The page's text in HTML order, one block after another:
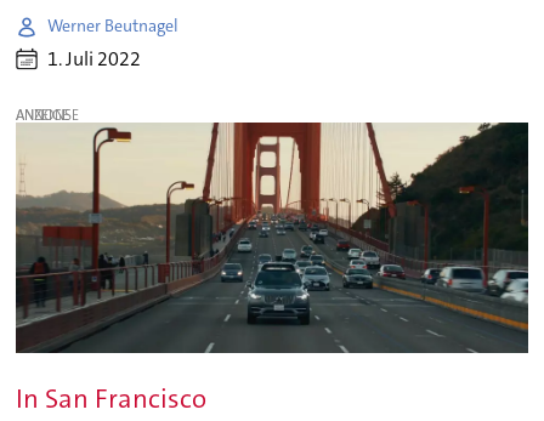
Werner Beutnagel
1. Juli 2022
ANZEIGE
In San Francisco